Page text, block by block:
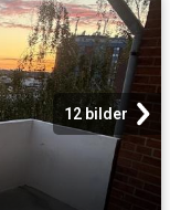
12 bilder